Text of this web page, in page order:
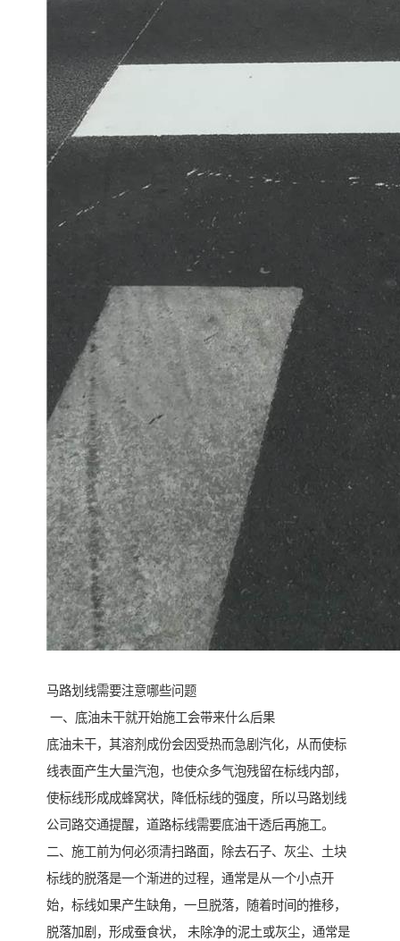
马路划线需要注意哪些问题
一、底油未干就开始施工会带来什么后果
底油未干，其溶剂成份会因受热而急剧汽化，从而使标
线表面产生大量汽泡，也使众多气泡残留在标线内部，
使标线形成成蜂窝状，降低标线的强度，所以马路划线
公司路交通提醒，道路标线需要底油干透后再施工。
二、施工前为何必须清扫路面，除去石子、灰尘、土块
标线的脱落是一个渐进的过程，通常是从一个小点开
始，标线如果产生缺角，一旦脱落，随着时间的推移，
脱落加剧，形成蚕食状， 未除净的泥土或灰尘，通常是